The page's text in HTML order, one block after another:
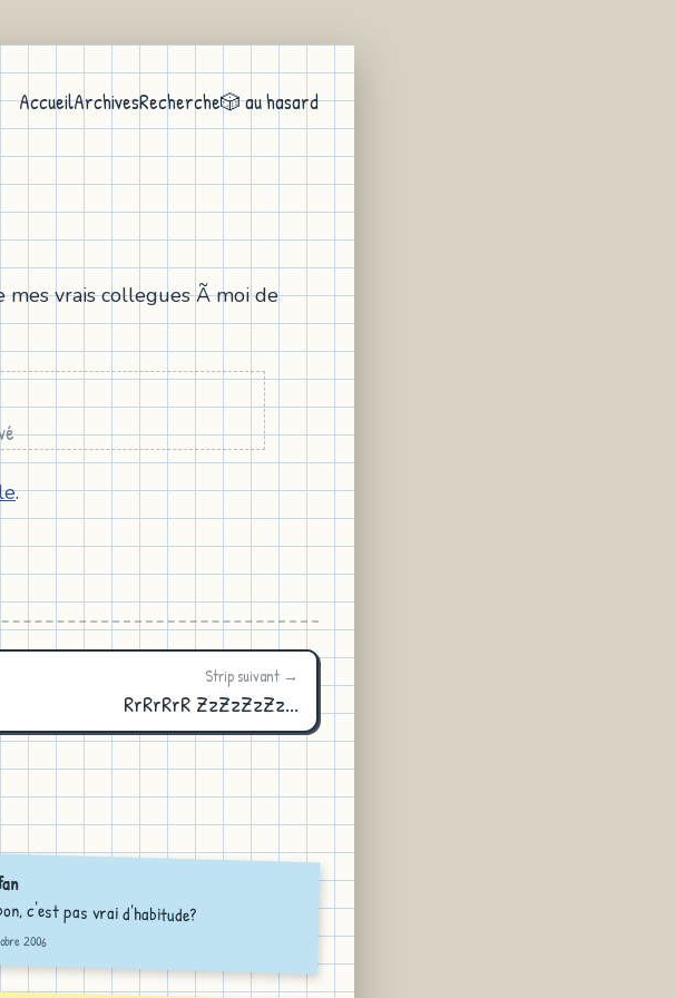
AccueilArchivesRecherche🎲 au hasard
mes vrais collegues Ã moi de
.
Strip suivant →
RrRrRrR ZzZzZzZz...
c'est pas vrai d'habitude?
2006